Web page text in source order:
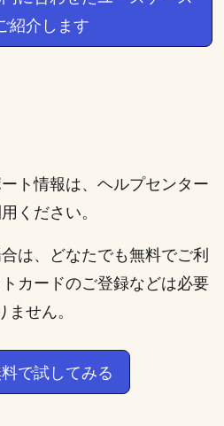
紹介します
ト情報は、 ヘルプセンター
ください。
は、どなたでも無料でご利
カードのご登録などは必要
ません。
で試してみる